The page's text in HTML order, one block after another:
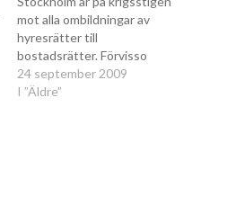
mot alla ombildningar av
hyresrätter till
bostadsrätter. Förvisso
inget nytt. Däremot är deras
metoder nya, i varje fall för
24 september 2009
I ”Äldre”